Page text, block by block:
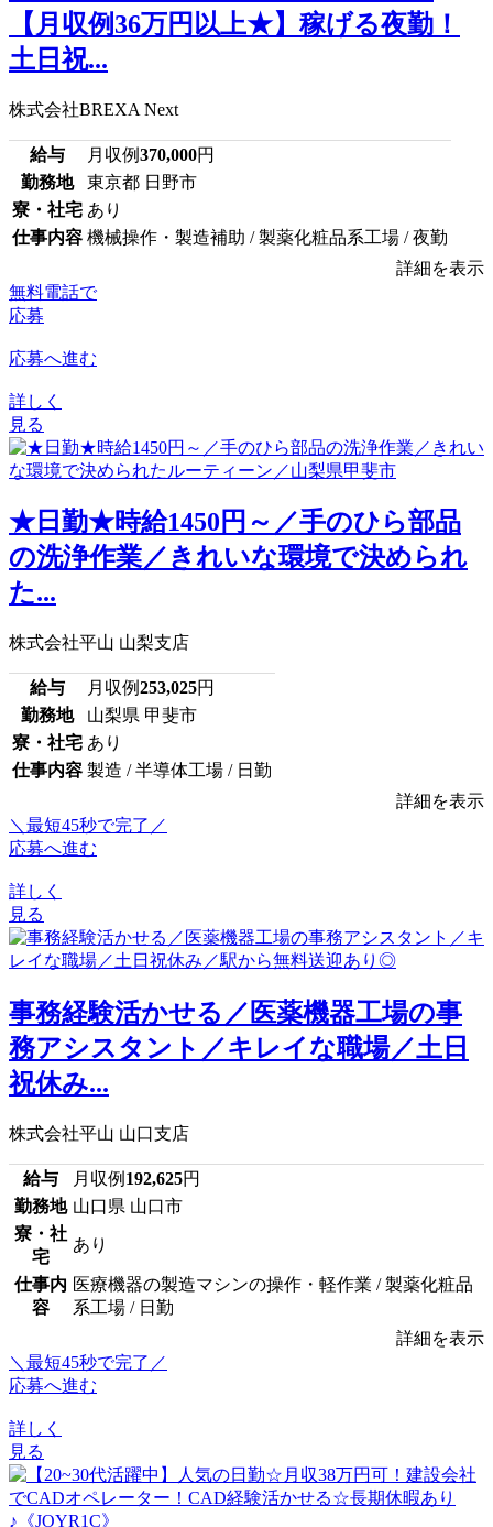
【月収例36万円以上★】稼げる夜勤！
土日祝...
株式会社BREXA Next
給与 月収例370,000円
勤務地
東京都 日野市
寮・社宅 あり
仕事内容 機械操作・製造補助 / 製薬化粧品系工場 / 夜勤
詳細を表示
無料電話で
応募
応募へ進む
詳しく
見る
★日勤★時給1450円～／手のひら部品
の洗浄作業／きれいな環境で決められ
た...
株式会社平山 山梨支店
給与 月収例253,025円
勤務地
山梨県 甲斐市
寮・社宅 あり
仕事内容 製造 / 半導体工場 / 日勤
詳細を表示
＼最短45秒で完了／
応募へ進む
詳しく
見る
事務経験活かせる／医薬機器工場の事
務アシスタント／キレイな職場／土日
祝休み...
株式会社平山 山口支店
給与 月収例 192,625円
勤務地 山口県 山口市
寮・社
宅
あり
仕事内
容
医療機器の製造マシンの操作・軽作業 / 製薬化粧品
系工場 / 日勤
詳細を表示
＼最短45秒で完了／
応募へ進む
詳しく
見る